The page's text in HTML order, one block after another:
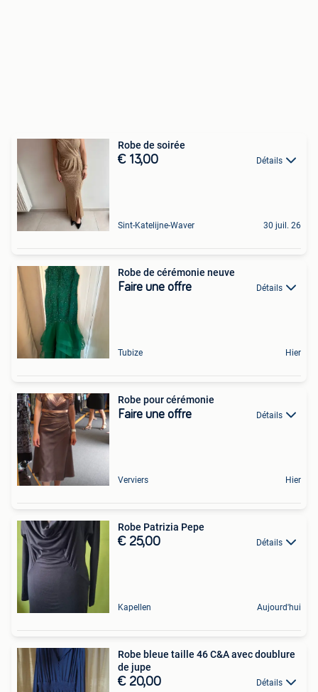
Robe de soirée
€ 13,00 Détails
Sint-Katelijne-Waver 30 juil. 26
Robe de cérémonie neuve
Faire une offre Détails
Tubize Hier
Robe pour cérémonie
Faire une offre Détails
Verviers Hier
Robe Patrizia Pepe
€ 25,00 Détails
Kapellen Aujourd'hui
Robe bleue taille 46 C&A avec doublure
de jupe
€ 20,00 Détails